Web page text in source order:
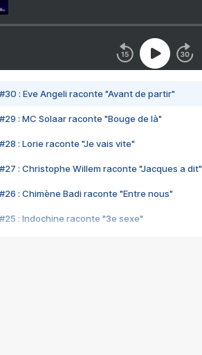
#30 : Eve Angeli raconte "Avant de partir"
#29 : MC Solaar raconte "Bouge de là"
#28 : Lorie raconte "Je vais vite"
#27 : Christophe Willem raconte "Jacques a dit"
#26 : Chimène Badi raconte "Entre nous"
#25 : Indochine raconte "3e sexe"